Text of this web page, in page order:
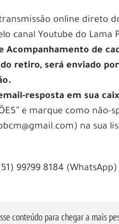
online direto do
canal Youtube do Lama
Acompanhamento de
retiro, será enviado
resposta em sua
e marque como
na sua
99799 8184
conteúdo para chegar a mais